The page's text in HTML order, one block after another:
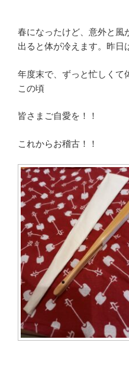
春になったけど、意外と風
出ると体が冷えます。昨日
年度末で、ずっと忙しくて
この頃
皆さまご自愛を！！
これからお稽古！！